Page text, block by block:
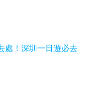
處！深圳一日遊必去